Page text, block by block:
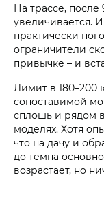
На трассе, после
увеличивается.
практически
ограничители
привычке – и
Лимит в
сопоставимой
сплошь и рядом
моделях. Хотя
что на дачу и
до темпа
возрастает, но